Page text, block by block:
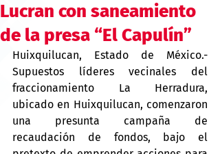
Lucran con saneamiento
de la presa “El Capulín”
Huixquilucan, Estado de México.-
Supuestos líderes vecinales del
fraccionamiento La Herradura,
ubicado en Huixquilucan, comenzaron
una presunta campaña de
recaudación de fondos, bajo el